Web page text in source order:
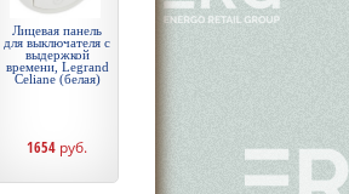
Лицевая панель
для выключателя с
выдержкой
времени, Legrand
Celiane (белая)
1654 руб.